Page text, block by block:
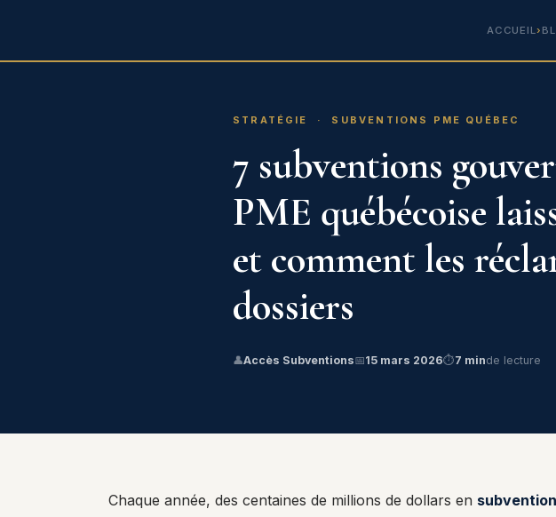
NOTRE
ACCUEIL›
STRATÉGIE · SUBVENTIONS PME QUÉBEC
7 subventions
PME québécoise
et comment les
dossiers
👤Accès Subventions📅15 mars 2026⏱7 minde lecture
Chaque année, des centaines de millions de dollars en